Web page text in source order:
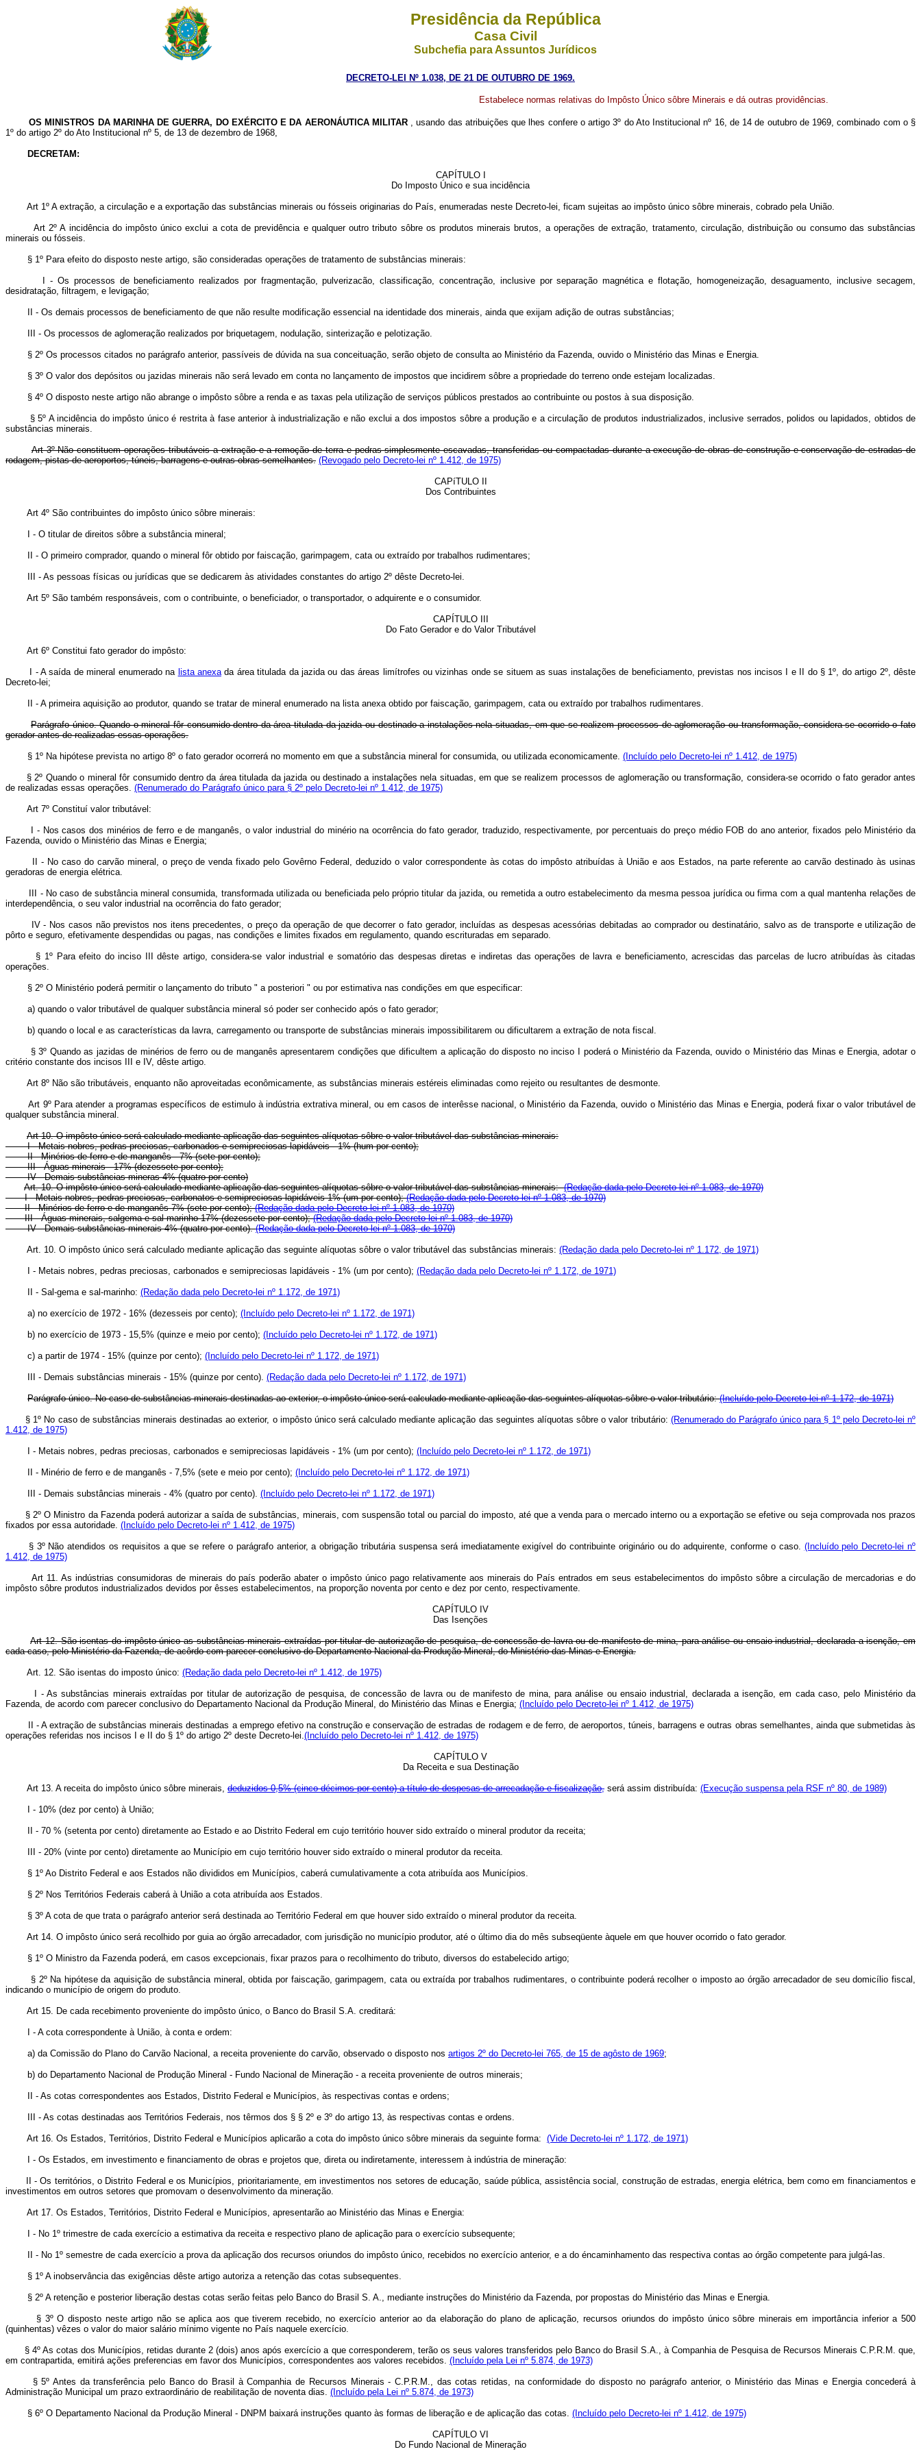
Presidência da República
Casa Civil
Subchefia para Assuntos Jurídicos
DECRETO-LEI Nº 1.038, DE 21 DE OUTUBRO DE 1969.
Estabelece normas relativas do Impôsto Único sôbre Minerais e dá outras providências.
OS MINISTROS DA MARINHA DE GUERRA, DO EXÉRCITO E DA AERONÁUTICA MILITAR, usando das atribuições que lhes confere o artigo 3º do Ato Institucional nº 16, de 14 de outubro de 1969, combinado com o §
1º do artigo 2º do Ato Institucional nº 5, de 13 de dezembro de 1968,
DECRETAM:
CAPÍTULO I
Do Imposto Único e sua incidência
Art 1º A extração, a circulação e a exportação das substâncias minerais ou fósseis originarias do País, enumeradas neste Decreto-lei, ficam sujeitas ao impôsto único sôbre minerais, cobrado pela União.
Art 2º A incidência do impôsto único exclui a cota de previdência e qualquer outro tributo sôbre os produtos minerais brutos, a operações de extração, tratamento, circulação, distribuição ou consumo das substâncias
minerais ou fósseis.
§ 1º Para efeito do disposto neste artigo, são consideradas operações de tratamento de substâncias minerais:
I - Os processos de beneficiamento realizados por fragmentação, pulverizacão, classificação, concentração, inclusive por separação magnética e flotação, homogeneização, desaguamento, inclusive secagem,
desidratação, filtragem, e levigação;
II - Os demais processos de beneficiamento de que não resulte modificação essencial na identidade dos minerais, ainda que exijam adição de outras substâncias;
III - Os processos de aglomeração realizados por briquetagem, nodulação, sinterização e pelotização.
§ 2º Os processos citados no parágrafo anterior, passíveis de dúvida na sua conceituação, serão objeto de consulta ao Ministério da Fazenda, ouvido o Ministério das Minas e Energia.
§ 3º O valor dos depósitos ou jazidas minerais não será levado em conta no lançamento de impostos que incidirem sôbre a propriedade do terreno onde estejam localizadas.
§ 4º O disposto neste artigo não abrange o impôsto sôbre a renda e as taxas pela utilização de serviços públicos prestados ao contribuinte ou postos à sua disposição.
§ 5º A incidência do impôsto único é restrita à fase anterior à industrialização e não exclui a dos impostos sôbre a produção e a circulação de produtos industrializados, inclusive serrados, polidos ou lapidados, obtidos de
substâncias minerais.
Art 3º Não constituem operações tributáveis a extração e a remoção de terra e pedras simplesmente escavadas, transferidas ou compactadas durante a execução de obras de construção e conservação de estradas de
rodagem, pistas de aeroportos, túneis, barragens e outras obras semelhantes. (Revogado pelo Decreto-lei nº 1.412, de 1975)
CAPíTULO II
Dos Contribuintes
Art 4º São contribuintes do impôsto único sôbre minerais:
I - O titular de direitos sôbre a substância mineral;
II - O primeiro comprador, quando o mineral fôr obtido por faiscação, garimpagem, cata ou extraído por trabalhos rudimentares;
III - As pessoas físicas ou jurídicas que se dedicarem às atividades constantes do artigo 2º dêste Decreto-lei.
Art 5º São também responsáveis, com o contribuinte, o beneficiador, o transportador, o adquirente e o consumidor.
CAPÍTULO III
Do Fato Gerador e do Valor Tributável
Art 6º Constitui fato gerador do impôsto:
I - A saída de mineral enumerado na lista anexada área titulada da jazida ou das áreas limítrofes ou vizinhas onde se situem as suas instalações de beneficiamento, previstas nos incisos I e II do § 1º, do artigo 2º, dêste
Decreto-lei;
II - A primeira aquisição ao produtor, quando se tratar de mineral enumerado na lista anexa obtido por faiscação, garimpagem, cata ou extraído por trabalhos rudimentares.
Parágrafo único. Quando o mineral fôr consumido dentro da área titulada da jazida ou destinado a instalações nela situadas, em que se realizem processos de aglomeração ou transformação, considera-se ocorrido o fato
gerador antes de realizadas essas operações.
§ 1º Na hipótese prevista no artigo 8º o fato gerador ocorrerá no momento em que a substância mineral for consumida, ou utilizada economicamente. (Incluído pelo Decreto-lei nº 1.412, de 1975)
§ 2º Quando o mineral fôr consumido dentro da área titulada da jazida ou destinado a instalações nela situadas, em que se realizem processos de aglomeração ou transformação, considera-se ocorrido o fato gerador antes
de realizadas essas operações. (Renumerado do Parágrafo único para § 2º pelo Decreto-lei nº 1.412, de 1975)
Art 7º Constituí valor tributável:
I - Nos casos dos minérios de ferro e de manganês, o valor industrial do minério na ocorrência do fato gerador, traduzido, respectivamente, por percentuais do preço médio FOB do ano anterior, fixados pelo Ministério da
Fazenda, ouvido o Ministério das Minas e Energia;
II - No caso do carvão mineral, o preço de venda fixado pelo Govêrno Federal, deduzido o valor correspondente às cotas do impôsto atribuídas à União e aos Estados, na parte referente ao carvão destinado às usinas
geradoras de energia elétrica.
III - No caso de substância mineral consumida, transformada utilizada ou beneficiada pelo próprio titular da jazida, ou remetida a outro estabelecimento da mesma pessoa jurídica ou firma com a qual mantenha relações de
interdependência, o seu valor industrial na ocorrência do fato gerador;
IV - Nos casos não previstos nos itens precedentes, o preço da operação de que decorrer o fato gerador, incluídas as despesas acessórias debitadas ao comprador ou destinatário, salvo as de transporte e utilização de
pôrto e seguro, efetivamente despendidas ou pagas, nas condições e limites fixados em regulamento, quando escrituradas em separado.
§ 1º Para efeito do inciso III dêste artigo, considera-se valor industrial e somatório das despesas diretas e indiretas das operações de lavra e beneficiamento, acrescidas das parcelas de lucro atribuídas às citadas
operações.
§ 2º O Ministério poderá permitir o lançamento do tributo " a posteriori " ou por estimativa nas condições em que especificar:
a) quando o valor tributável de qualquer substância mineral só poder ser conhecido após o fato gerador;
b) quando o local e as características da lavra, carregamento ou transporte de substâncias minerais impossibilitarem ou dificultarem a extração de nota fiscal.
§ 3º Quando as jazidas de minérios de ferro ou de manganês apresentarem condições que dificultem a aplicação do disposto no inciso I poderá o Ministério da Fazenda, ouvido o Ministério das Minas e Energia, adotar o
critério constante dos incisos III e IV, dêste artigo.
Art 8º Não são tributáveis, enquanto não aproveitadas econômicamente, as substâncias minerais estéreis eliminadas como rejeito ou resultantes de desmonte.
Art 9º Para atender a programas específicos de estimulo à indústria extrativa mineral, ou em casos de interêsse nacional, o Ministério da Fazenda, ouvido o Ministério das Minas e Energia, poderá fixar o valor tributável de
qualquer substância mineral.
Art 10. O impôsto único será calculado mediante aplicação das seguintes alíquotas sôbre o valor tributável das substâncias minerais:
I - Metais nobres, pedras preciosas, carbonados e semipreciosas lapidáveis - 1% (hum por cento);
II - Minérios de ferro e de manganês - 7% (sete por cento);
III - Águas minerais - 17% (dezessete por cento);
IV - Demais substâncias mineras 4% (quatro por cento)
Art. 10. O impôsto único será calculado mediante aplicação das seguintes alíquotas sôbre o valor tributável das substâncias minerais:(Redação dada pelo Decreto-lei nº 1.083, de 1970)
I - Metais nobres, pedras preciosas, carbonatos e semipreciosas lapidáveis 1% (um por cento);(Redação dada pelo Decreto-lei nº 1.083, de 1970)
II - Minérios de ferro e de manganês 7% (sete por cento);(Redação dada pelo Decreto-lei nº 1.083, de 1970)
III - Águas minerais, salgema e sal marinho 17% (dezessete por cento);(Redação dada pelo Decreto-lei nº 1.083, de 1970)
IV - Demais substâncias minerais 4% (quatro por cento).(Redação dada pelo Decreto-lei nº 1.083, de 1970)
Art. 10. O impôsto único será calculado mediante aplicação das seguinte alíquotas sôbre o valor tributável das substâncias minerais: (Redação dada pelo Decreto-lei nº 1.172, de 1971)
I - Metais nobres, pedras preciosas, carbonados e semipreciosas lapidáveis - 1% (um por cento); (Redação dada pelo Decreto-lei nº 1.172, de 1971)
II - Sal-gema e sal-marinho: (Redação dada pelo Decreto-lei nº 1.172, de 1971)
a) no exercício de 1972 - 16% (dezesseis por cento); (Incluído pelo Decreto-lei nº 1.172, de 1971)
b) no exercício de 1973 - 15,5% (quinze e meio por cento); (Incluído pelo Decreto-lei nº 1.172, de 1971)
c) a partir de 1974 - 15% (quinze por cento); (Incluído pelo Decreto-lei nº 1.172, de 1971)
III - Demais substâncias minerais - 15% (quinze por cento). (Redação dada pelo Decreto-lei nº 1.172, de 1971)
Parágrafo único. No caso de substâncias minerais destinadas ao exterior, o impôsto único será calculado mediante aplicação das seguintes alíquotas sôbre o valor tributário:(Incluído pelo Decreto-lei nº 1.172, de 1971)
§ 1º No caso de substâncias minerais destinadas ao exterior, o impôsto único será calculado mediante aplicação das seguintes alíquotas sôbre o valor tributário: (Renumerado do Parágrafo único para § 1º pelo Decreto-lei nº
1.412, de 1975)
I - Metais nobres, pedras preciosas, carbonados e semipreciosas lapidáveis - 1% (um por cento); (Incluído pelo Decreto-lei nº 1.172, de 1971)
II - Minério de ferro e de manganês - 7,5% (sete e meio por cento); (Incluído pelo Decreto-lei nº 1.172, de 1971)
III - Demais substâncias minerais - 4% (quatro por cento). (Incluído pelo Decreto-lei nº 1.172, de 1971)
§ 2º O Ministro da Fazenda poderá autorizar a saída de substâncias, minerais, com suspensão total ou parcial do imposto, até que a venda para o mercado interno ou a exportação se efetive ou seja comprovada nos prazos
fixados por essa autoridade. (Incluído pelo Decreto-lei nº 1.412, de 1975)
§ 3º Não atendidos os requisitos a que se refere o parágrafo anterior, a obrigação tributária suspensa será imediatamente exigível do contribuinte originário ou do adquirente, conforme o caso. (Incluído pelo Decreto-lei nº
1.412, de 1975)
Art 11. As indústrias consumidoras de minerais do país poderão abater o impôsto único pago relativamente aos minerais do País entrados em seus estabelecimentos do impôsto sôbre a circulação de mercadorias e do
impôsto sôbre produtos industrializados devidos por êsses estabelecimentos, na proporção noventa por cento e dez por cento, respectivamente.
CAPÍTULO IV
Das Isenções
Art 12. São isentas do impôsto único as substâncias minerais extraídas por titular de autorização de pesquisa, de concessão de lavra ou de manifesto de mina, para análise ou ensaio industrial, declarada a isenção, em
cada caso, pelo Ministério da Fazenda, de acôrdo com parecer conclusivo do Departamento Nacional da Produção Mineral, do Ministério das Minas e Energia.
Art. 12. São isentas do imposto único: (Redação dada pelo Decreto-lei nº 1.412, de 1975)
I - As substâncias minerais extraídas por titular de autorização de pesquisa, de concessão de lavra ou de manifesto de mina, para análise ou ensaio industrial, declarada a isenção, em cada caso, pelo Ministério da
Fazenda, de acordo com parecer conclusivo do Departamento Nacional da Produção Mineral, do Ministério das Minas e Energia; (Incluído pelo Decreto-lei nº 1.412, de 1975)
II - A extração de substâncias minerais destinadas a emprego efetivo na construção e conservação de estradas de rodagem e de ferro, de aeroportos, túneis, barragens e outras obras semelhantes, ainda que submetidas às
operações referidas nos incisos I e II do § 1º do artigo 2º deste Decreto-lei.(Incluído pelo Decreto-lei nº 1.412, de 1975)
CAPÍTULO V
Da Receita e sua Destinação
Art 13. A receita do impôsto único sôbre minerais, deduzidos 0,5% (cinco décimos por cento) a título de despesas de arrecadação e fiscalização, será assim distribuída: (Execução suspensa pela RSF nº 80, de 1989)
I - 10% (dez por cento) à União;
II - 70 % (setenta por cento) diretamente ao Estado e ao Distrito Federal em cujo território houver sido extraído o mineral produtor da receita;
III - 20% (vinte por cento) diretamente ao Município em cujo território houver sido extraído o mineral produtor da receita.
§ 1º Ao Distrito Federal e aos Estados não divididos em Municípios, caberá cumulativamente a cota atribuída aos Municípios.
§ 2º Nos Territórios Federais caberá à União a cota atribuída aos Estados.
§ 3º A cota de que trata o parágrafo anterior será destinada ao Território Federal em que houver sido extraído o mineral produtor da receita.
Art 14. O impôsto único será recolhido por guia ao órgão arrecadador, com jurisdição no município produtor, até o último dia do mês subseqüente àquele em que houver ocorrido o fato gerador.
§ 1º O Ministro da Fazenda poderá, em casos excepcionais, fixar prazos para o recolhimento do tributo, diversos do estabelecido artigo;
§ 2º Na hipótese da aquisição de substância mineral, obtida por faiscação, garimpagem, cata ou extraída por trabalhos rudimentares, o contribuinte poderá recolher o imposto ao órgão arrecadador de seu domicílio fiscal,
indicando o município de origem do produto.
Art 15. De cada recebimento proveniente do impôsto único, o Banco do Brasil S.A. creditará:
I - A cota correspondente à União, à conta e ordem:
a) da Comissão do Plano do Carvão Nacional, a receita proveniente do carvão, observado o disposto nos artigos 2º do Decreto-lei 765, de 15 de agôsto de 1969;
b) do Departamento Nacional de Produção Mineral - Fundo Nacional de Mineração - a receita proveniente de outros minerais;
II - As cotas correspondentes aos Estados, Distrito Federal e Municípios, às respectivas contas e ordens;
III - As cotas destinadas aos Territórios Federais, nos têrmos dos § § 2º e 3º do artigo 13, às respectivas contas e ordens.
Art 16. Os Estados, Territórios, Distrito Federal e Municípios aplicarão a cota do impôsto único sôbre minerais da seguinte forma: (Vide Decreto-lei nº 1.172, de 1971)
I - Os Estados, em investimento e financiamento de obras e projetos que, direta ou indiretamente, interessem à indústria de mineração:
II - Os territórios, o Distrito Federal e os Municípios, prioritariamente, em investimentos nos setores de educação, saúde pública, assistência social, construção de estradas, energia elétrica, bem como em financiamentos e
investimentos em outros setores que promovam o desenvolvimento da mineração.
Art 17. Os Estados, Territórios, Distrito Federal e Municípios, apresentarão ao Ministério das Minas e Energia:
I - No 1º trimestre de cada exercício a estimativa da receita e respectivo plano de aplicação para o exercício subsequente;
II - No 1º semestre de cada exercício a prova da aplicação dos recursos oriundos do impôsto único, recebidos no exercício anterior, e a do éncaminhamento das respectiva contas ao órgão competente para julgá-Ias.
§ 1º A inobservância das exigências dêste artigo autoriza a retenção das cotas subsequentes.
§ 2º A retenção e posterior liberação destas cotas serão feitas pelo Banco do Brasil S. A., mediante instruções do Ministério da Fazenda, por propostas do Ministério das Minas e Energia.
§ 3º O disposto neste artigo não se aplica aos que tiverem recebido, no exercício anterior ao da elaboração do plano de aplicação, recursos oriundos do impôsto único sôbre minerais em importância inferior a 500
(quinhentas) vêzes o valor do maior salário mínimo vigente no País naquele exercício.
§ 4º As cotas dos Municípios, retidas durante 2 (dois) anos após exercício a que corresponderem, terão os seus valores transferidos pelo Banco do Brasil S.A., à Companhia de Pesquisa de Recursos Minerais C.P.R.M. que,
em contrapartida, emitirá ações preferencias em favor dos Municípios, correspondentes aos valores recebidos. (Incluído pela Lei nº 5.874, de 1973)
§ 5º Antes da transferência pelo Banco do Brasil à Companhia de Recursos Minerais - C.P.R.M., das cotas retidas, na conformidade do disposto no parágrafo anterior, o Ministério das Minas e Energia concederá à
Administração Municipal um prazo extraordinário de reabilitação de noventa dias. (Incluído pela Lei nº 5.874, de 1973)
§ 6º O Departamento Nacional da Produção Mineral - DNPM baixará instruções quanto às formas de liberação e de aplicação das cotas. (Incluído pelo Decreto-lei nº 1.412, de 1975)
CAPÍTULO VI
Do Fundo Nacional de Mineração